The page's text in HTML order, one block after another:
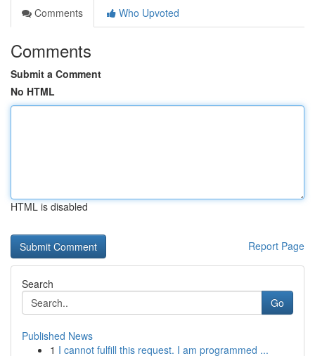
Comments
Who Upvoted
Comments
Submit a Comment
No HTML
HTML is disabled
Report Page
Search
Go
Published News
1 I cannot fulfill this request. I am programmed ...